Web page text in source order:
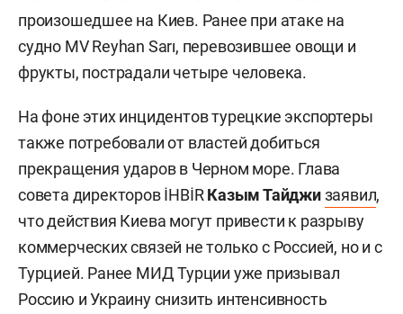
произошедшее на Киев. Ранее при атаке на
судно MV Reyhan Sarı, перевозившее овощи и
фрукты, пострадали четыре человека.
На фоне этих инцидентов турецкие экспортеры
также потребовали от властей добиться
прекращения ударов в Черном море. Глава
совета директоров İHBİRКазым Тайджизаявил,
что действия Киева могут привести к разрыву
коммерческих связей не только с Россией, но и с
Турцией. Ранее МИД Турции уже призывал
Россию и Украину снизить интенсивность